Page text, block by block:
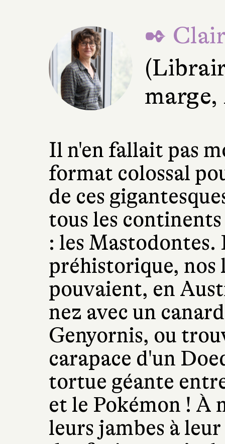
✒
Il n'en fallait pas
format colossal
de ces
tous les
: les
préhistorique, nos
pouvaient, en
nez avec un
Genyornis, ou
carapace d'un
tortue géante
et le Pokémon ! À
leurs jambes à